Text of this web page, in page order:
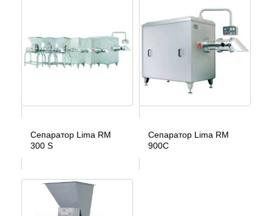
Сепаратор Lima RM
300 S
Сепаратор Lima RM
900C